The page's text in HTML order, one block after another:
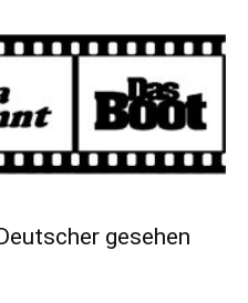
gesehen